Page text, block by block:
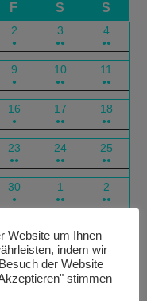
F S S
2
●
3
●●
4
●●
9
●
10
●●
11
●●
16
●
17
●●
18
●●
23
●●
24
●●
25
●●
30
●
1
●●
2
●●
Export
for
Outlook
Website um Ihnen
indem wir
der Website
stimmen